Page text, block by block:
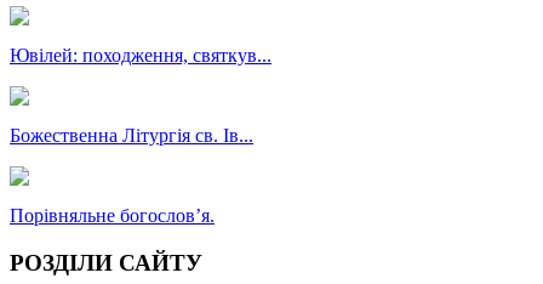
Ювілей: походження, святкув...
Божественна Літургія св. Ів...
Порівняльне богословʼя.
РОЗДІЛИ САЙТУ